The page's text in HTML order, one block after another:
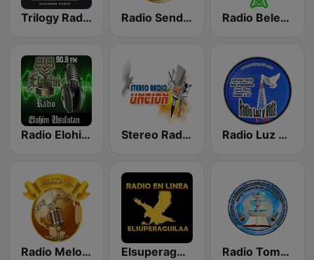
Trilogy Radio Online Radio Sendero De Luz Usulutan Radio Belen TV Digital HD
Radio Elohim Usulutan 90.9 FM Stereo Radio Uncion Radio Luz Y Vida
Radio Melodias de Dios Elsuperaguilaa Radio Tomando De La Fuente